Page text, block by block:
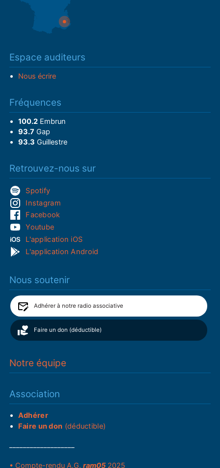
Espace auditeurs
Nous écrire
Fréquences
100.2Embrun
93.7 Gap
93.3 Guillestre
Retrouvez-nous sur
Spotify
Instagram
Facebook
Youtube
L'application iOS
L'application Android
Nous soutenir
Adhérer à notre radio associative
Faire un don (déductible)
Notre équipe
Association
Adhérer
Faire un don (déductible)
• Compte-rendu A.G.ram05 2025